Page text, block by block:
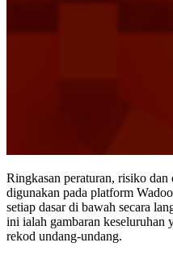
Ringkasan peraturan, risiko dan
digunakan pada platform
setiap dasar di bawah secara
ini ialah gambaran keseluruhan
rekod undang-undang.